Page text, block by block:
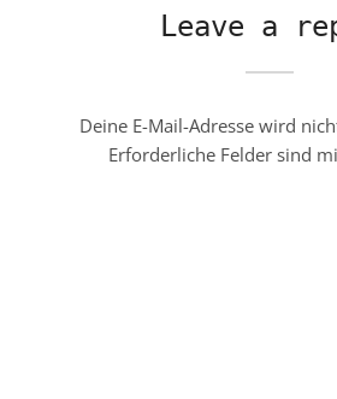
Leave a
Deine E-Mail-Adresse wird
Erforderliche Felder sind